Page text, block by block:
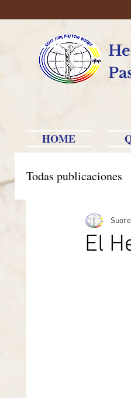
HOME
Todas publicaciones
América Hispana
El